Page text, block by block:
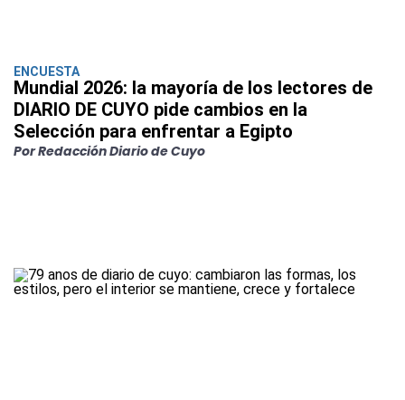
ENCUESTA
Mundial 2026: la mayoría de los lectores de
DIARIO DE CUYO pide cambios en la
Selección para enfrentar a Egipto
Por Redacción Diario de Cuyo